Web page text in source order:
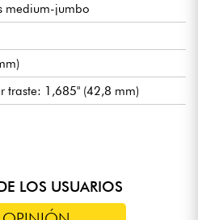
medium-jumbo
traste: 1,685" (42,8 mm)
Player Series Alnico V
Through-Body Tele® con
brillanteFender de acero
LOS USUARIOS